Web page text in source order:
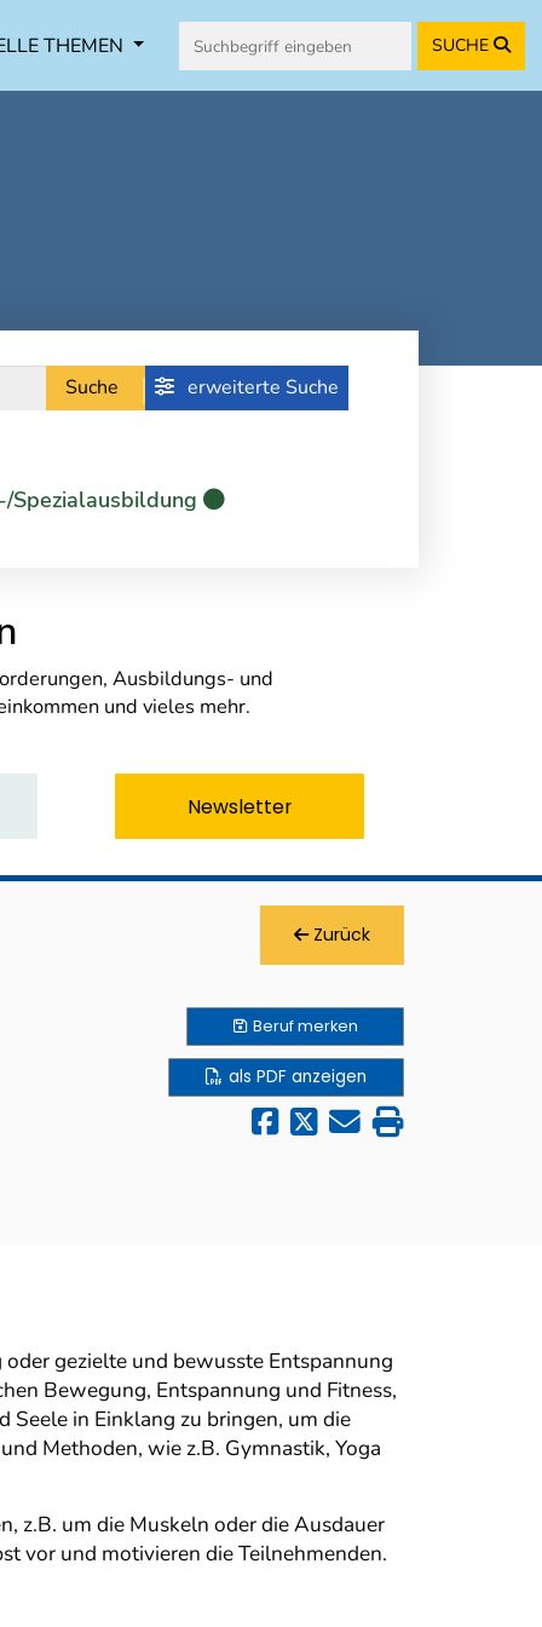
THEMEN SUCHE
Suche erweiterte Suche
Spezialausbildung
Ausbildungs- und
und vieles mehr.
Newsletter
Zurück
Berufmerken
als PDF anzeigen
gezielte und bewusste Entspannung
Bewegung, Entspannung und Fitness,
Seele in Einklang zu bringen, um die
Methoden, wie z.B. Gymnastik, Yoga
z.B. um die Muskeln oder die Ausdauer
vor und motivieren die Teilnehmenden.